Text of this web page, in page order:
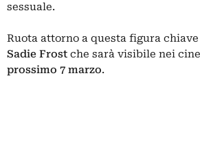
sessuale.
Ruota attorno a questa figura
Sadie Frost che sarà visibile nei
prossimo 7 marzo.